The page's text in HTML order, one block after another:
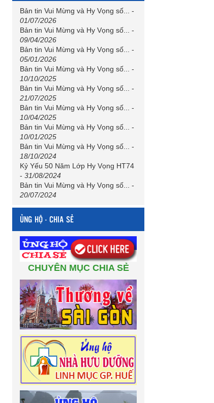
Bản tin Vui Mừng và Hy Vọng số...
-
01/07/2026
Bản tin Vui Mừng và Hy Vọng số...
-
09/04/2026
Bản tin Vui Mừng và Hy Vọng số...
-
05/01/2026
Bản tin Vui Mừng và Hy Vọng số...
-
10/10/2025
Bản tin Vui Mừng và Hy Vọng số...
-
21/07/2025
Bản tin Vui Mừng và Hy Vọng số...
-
10/04/2025
Bản tin Vui Mừng và Hy Vọng số...
-
10/01/2025
Bản tin Vui Mừng và Hy Vọng số...
-
18/10/2024
Kỷ Yếu 50 Năm Lớp Hy Vọng HT74
- 31/08/2024
Bản tin Vui Mừng và Hy Vọng số...
-
20/07/2024
ỦNG HỘ - CHIA SẺ
CHUYÊN MỤC CHIA SẺ